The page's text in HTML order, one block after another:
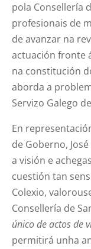
pola Consellería
profesionais de
de avanzar na
actuación fronte
na constitución
aborda a
Servizo Galego
En
de Goberno,
a visión e
cuestión tan
Colexio,
Consellería de
único de actos de
permitirá unha